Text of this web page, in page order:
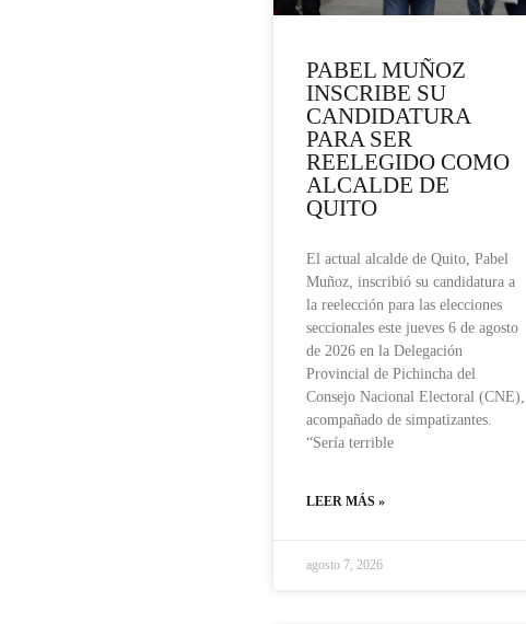
PABEL MUÑOZ
INSCRIBE SU
CANDIDATURA
PARA SER
REELEGIDO COMO
ALCALDE DE
QUITO
El actual alcalde de Quito, Pabel
Muñoz, inscribió su candidatura a
la reelección para las elecciones
seccionales este jueves 6 de agosto
de 2026 en la Delegación
Provincial de Pichincha del
Consejo Nacional Electoral (CNE),
acompañado de simpatizantes.
“Sería terrible
LEER MÁS »
agosto 7, 2026